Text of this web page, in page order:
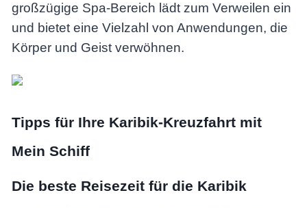
großzügige Spa-Bereich lädt zum Verweilen ein
und bietet eine Vielzahl von Anwendungen, die
Körper und Geist verwöhnen.
Tipps für Ihre Karibik-Kreuzfahrt mit
Mein Schiff
Die beste Reisezeit für die Karibik